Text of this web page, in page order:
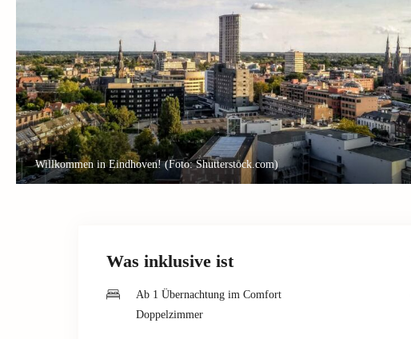
Willkommen in Eindhoven! (Foto: Shutterstock.com)
Was inklusive ist
Ab 1 Übernachtung im Comfort
Doppelzimmer